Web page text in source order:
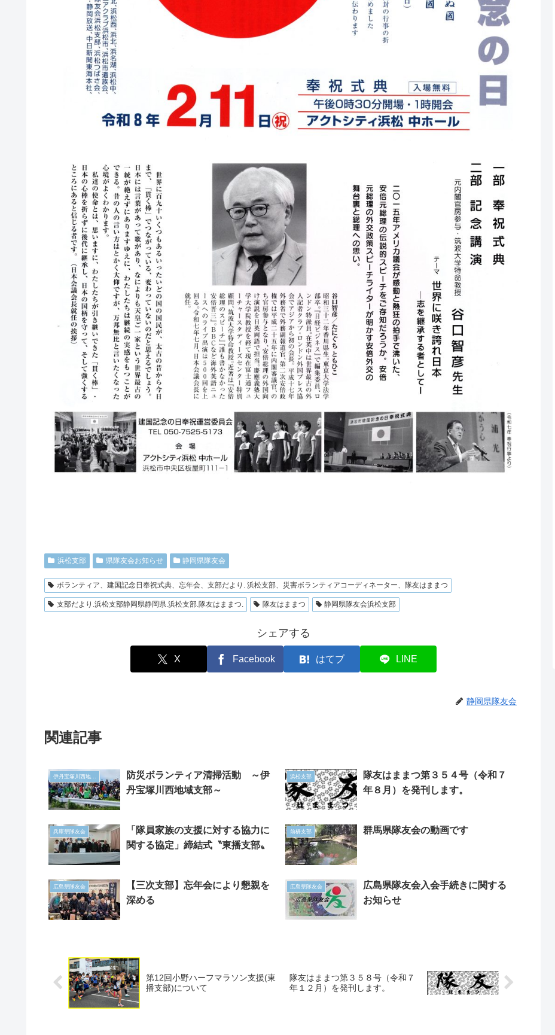
浜松支部 県隊友会お知らせ 静岡県隊友会
ボランティア、建国記念日奉祝式典、忘年会、支部だより. 浜松支部、災害ボランティアコーディネーター、隊友はままつ
支部だより.浜松支部静岡県静岡県.浜松支部.隊友はままつ. 隊友はままつ 静岡県隊友会浜松支部
シェアする
X Facebook はてブ LINE
静岡県隊友会
関連記事
防災ボランティア清掃活動 ～伊
丹宝塚川西地域支部～
浜松支部
隊友はままつ第３５４号（令和７
年８月）を発刊します。
兵庫県隊友会
「隊員家族の支援に対する協力に
関する協定」締結式〝東播支部〟
前橋支部 群馬県隊友会の動画です
広島県隊友会
【三次支部】忘年会により懇親を
深める
広島県隊友会
広島県隊友会入会手続きに関する
お知らせ
第12回小野ハーフマラソン支援(東
播支部)について
隊友はままつ第３５８号（令和７
年１２月）を発刊します。